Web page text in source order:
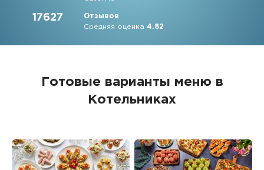
17627
Отзывов
Средняя оценка4.82
Готовые варианты меню в
Котельниках